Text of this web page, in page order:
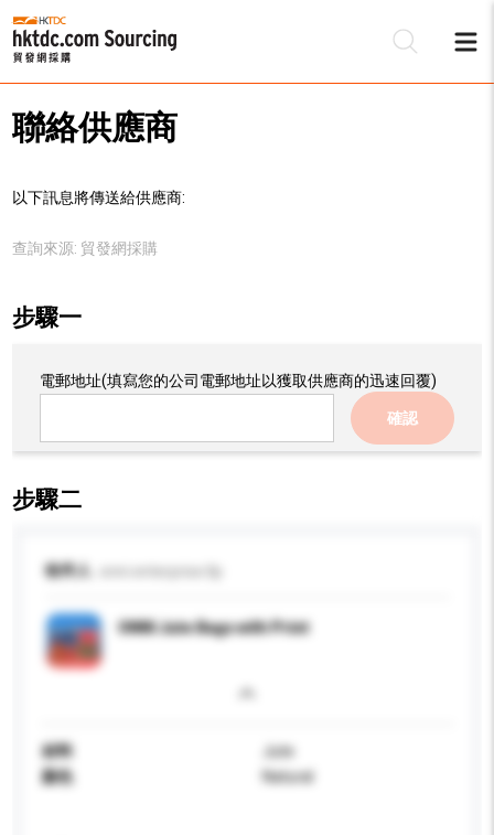
聯絡供應商
以下訊息將傳送給供應商:
查詢來源: 貿發網採購
步驟一
電郵地址(填寫您的公司電郵地址以獲取供應商的迅速回覆)
確認
步驟二
收件人
ONNI Jute Bags with Print
材料
Jute
顏色
Natural